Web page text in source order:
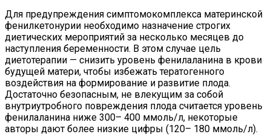
Для предупреждения симптомокомплекса материнской
фенилкетонурии необходимо назначение строгих
диетических мероприятий за несколько месяцев до
наступления беременности. В этом случае цель
диетотерапии — снизить уровень фенилаланина в крови
будущей матери, чтобы избежать тератогенного
воздействия на формирование и развитие плода.
Достаточно безопасным, не влекущим за собой
внутриутробного повреждения плода считается уровень
фенилаланина ниже 300– 400 ммоль/л, некоторые
авторы дают более низкие цифры (120– 180 ммоль/л).